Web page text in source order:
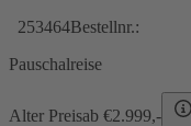
253464Bestellnr.:
Pauschalreise
Alter Preisab €2.999,-